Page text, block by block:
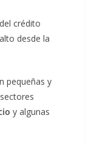
crédito
desde la
pequeñas y
y algunas